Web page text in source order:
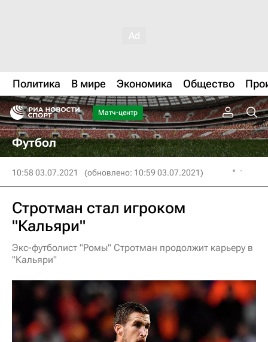
Политика В мире Экономика Общество
Матч-центр
Футбол
10:58 03.07.2021 (обновлено: 10:59 03.07.2021)
Стротман стал игроком
"Кальяри"
Экс-футболист "Ромы" Стротман продолжит карьеру в
"Кальяри"